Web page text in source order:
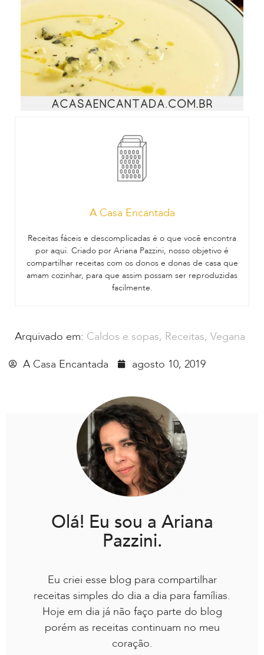
A Casa Encantada
Receitas fáceis e descomplicadas é o que você encontra
por aqui. Criado por Ariana Pazzini, nosso objetivo é
compartilhar receitas com os donos e donas de casa que
amam cozinhar, para que assim possam ser reproduzidas
facilmente.
Arquivado em: Caldos e sopas, Receitas, Vegana
A Casa Encantada
agosto 10, 2019
Olá! Eu sou a Ariana
Pazzini.
Eu criei esse blog para compartilhar
receitas simples do dia a dia para famílias.
Hoje em dia já não faço parte do blog
porém as receitas continuam no meu
coração.